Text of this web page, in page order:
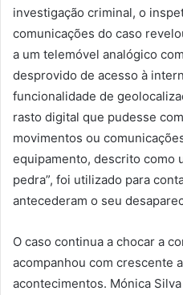
investigação criminal, o
comunicações do caso
a um telemóvel analógico
desprovido de acesso à
funcionalidade de
rasto digital que pudesse
movimentos ou
equipamento, descrito como
pedra”, foi utilizado para
antecederam o seu
O caso continua a chocar a
acompanhou com crescente
acontecimentos. Mónica